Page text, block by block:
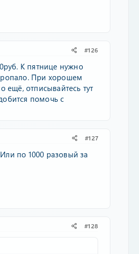
#126
К пятнице нужно
При хорошем
ещё, отписывайтесь тут
помочь с
#127
по 1000 разовый за
#128